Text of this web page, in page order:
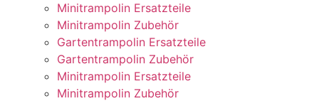
Minitrampolin Ersatzteile
Minitrampolin Zubehör
Gartentrampolin Ersatzteile
Gartentrampolin Zubehör
Minitrampolin Ersatzteile
Minitrampolin Zubehör